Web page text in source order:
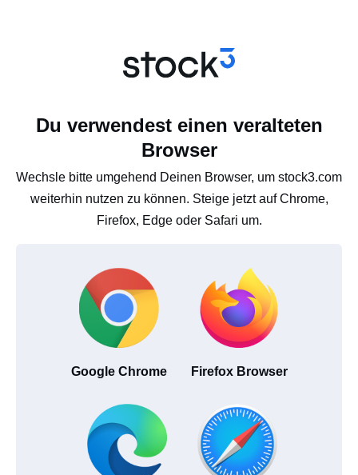
Du verwendest einen veralteten
Browser
Wechsle bitte umgehend Deinen Browser, um stock3.com
weiterhin nutzen zu können. Steige jetzt auf Chrome,
Firefox, Edge oder Safari um.
Google Chrome Firefox Browser